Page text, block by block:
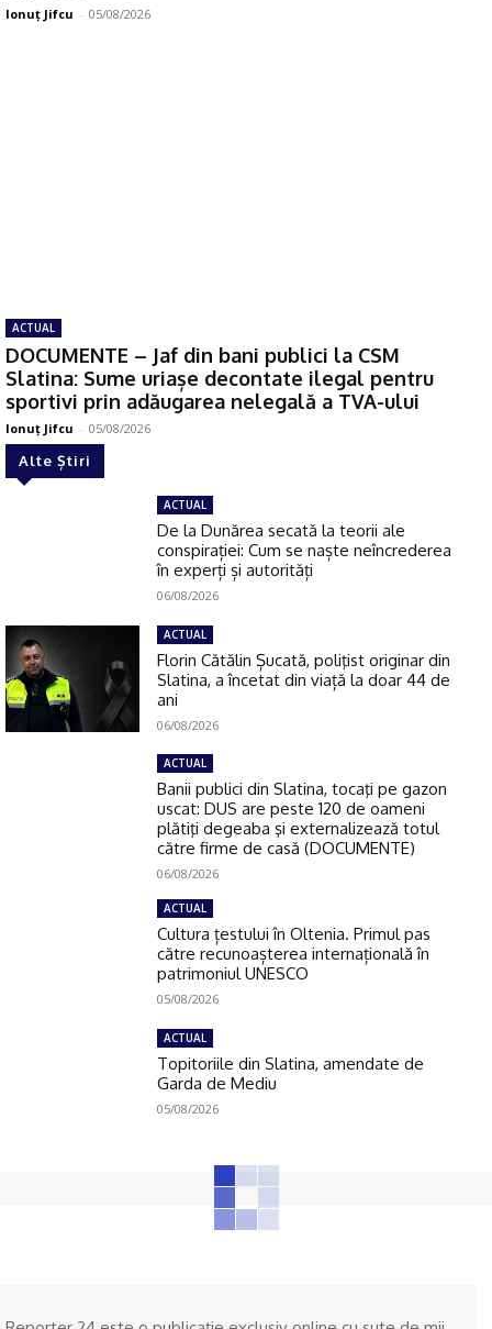
Ionuţ Jifcu - 05/08/2026
ACTUAL
DOCUMENTE – Jaf din bani publici la CSM
Slatina: Sume uriașe decontate ilegal pentru
sportivi prin adăugarea nelegală a TVA-ului
Ionuţ Jifcu - 05/08/2026
Alte Știri
ACTUAL
De la Dunărea secată la teorii ale
conspirației: Cum se naște neîncrederea
în experți și autorități
06/08/2026
ACTUAL
Florin Cătălin Șucată, poliţist originar din
Slatina, a încetat din viață la doar 44 de
ani
06/08/2026
ACTUAL
Banii publici din Slatina, tocaţi pe gazon
uscat: DUS are peste 120 de oameni
plătiţi degeaba şi externalizează totul
către firme de casă (DOCUMENTE)
06/08/2026
ACTUAL
Cultura țestului în Oltenia. Primul pas
către recunoașterea internațională în
patrimoniul UNESCO
05/08/2026
ACTUAL
Topitoriile din Slatina, amendate de
Garda de Mediu
05/08/2026